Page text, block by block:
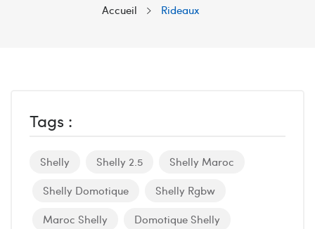
Accueil Rideaux
Tags :
Shelly Shelly 2.5
Shelly Maroc
Shelly Domotique
Shelly Rgbw
Maroc Shelly
Domotique Shelly